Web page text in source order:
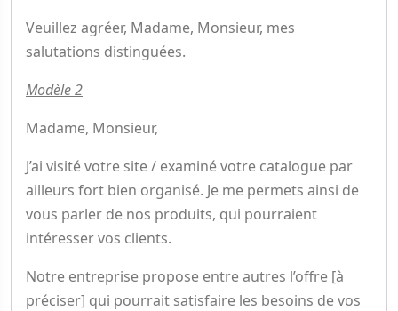
Veuillez agréer, Madame, Monsieur, mes
salutations distinguées.
Modèle 2
Madame, Monsieur,
J’ai visité votre site / examiné votre catalogue par
ailleurs fort bien organisé. Je me permets ainsi de
vous parler de nos produits, qui pourraient
intéresser vos clients.
Notre entreprise propose entre autres l’offre [à
préciser] qui pourrait satisfaire les besoins de vos